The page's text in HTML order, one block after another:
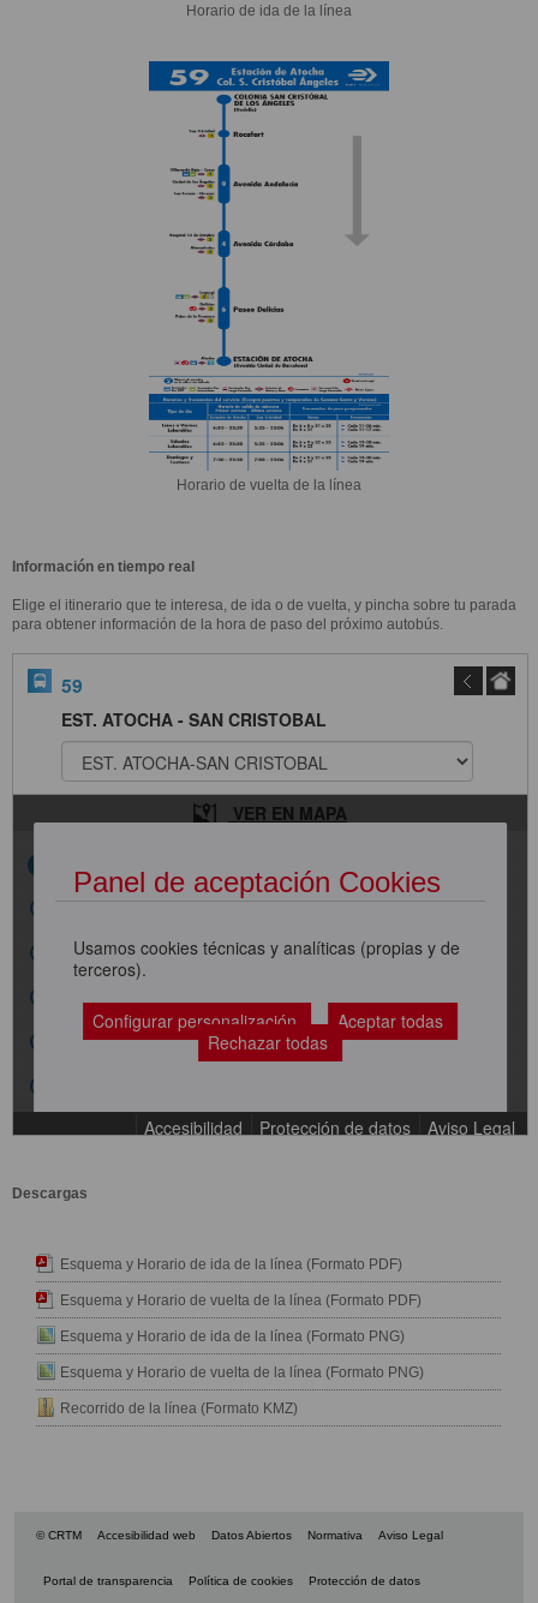
Horario de ida de la línea
Horario de vuelta de la línea
Información en tiempo real
Elige el itinerario que te interesa, de ida o de vuelta, y pincha sobre tu parada
para obtener información de la hora de paso del próximo autobús.
Descargas
Esquema y Horario de ida de la línea (Formato PDF)
Esquema y Horario de vuelta de la línea (Formato PDF)
Esquema y Horario de ida de la línea (Formato PNG)
Esquema y Horario de vuelta de la línea (Formato PNG)
Recorrido de la línea (Formato KMZ)
© CRTM Accesibilidad web Datos Abiertos Normativa Aviso Legal
Portal de transparencia Política de cookies Protección de datos